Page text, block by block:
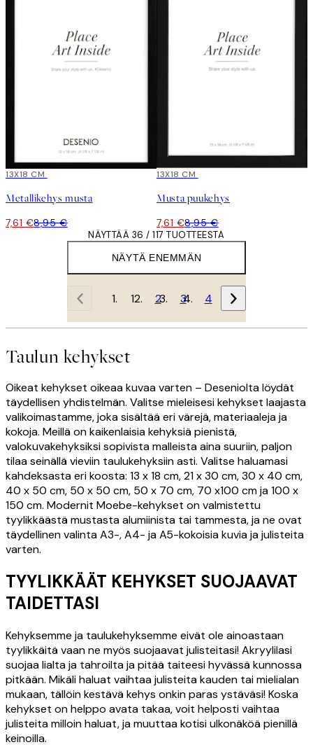
15%*
13X18 CM
Metallikehys musta
7,61 €8,95 €
15%*
13X18 CM
Musta puukehys
7,61 €8,95 €
NÄYTÄ ENEMMÄN
NÄYTTÄÄ 36 / 117 TUOTTEESTA
1 2 3 4
Taulun kehykset
Oikeat kehykset oikeaa kuvaa varten – Deseniolta löydät
täydellisen yhdistelmän. Valitse mieleisesi kehykset laajasta
valikoimastamme, joka sisältää eri värejä, materiaaleja ja
kokoja. Meillä on kaikenlaisia kehyksiä pienistä,
valokuvakehyksiksi sopivista malleista aina suuriin, paljon
tilaa seinällä vieviin taulukehyksiin asti. Valitse haluamasi
kahdeksasta eri koosta: 13 x 18 cm, 21 x 30 cm, 30 x 40 cm,
40 x 50 cm, 50 x 50 cm, 50 x 70 cm, 70 x100 cm ja 100 x
150 cm. Modernit Moebe-kehykset on valmistettu
tyylikkäästä mustasta alumiinista tai tammesta, ja ne ovat
täydellinen valinta A3-, A4- ja A5-kokoisia kuvia ja julisteita
varten.
TYYLIKKÄÄT KEHYKSET SUOJAAVAT
TAIDETTASI
Kehyksemme ja taulukehyksemme eivät ole ainoastaan
tyylikkäitä vaan ne myös suojaavat julisteitasi! Akryylilasi
suojaa lialta ja tahroilta ja pitää taiteesi hyvässä kunnossa
pitkään. Mikäli haluat vaihtaa julisteita kauden tai mielialan
mukaan, tällöin kestävä kehys onkin paras ystäväsi! Koska
kehykset on helppo avata takaa, voit helposti vaihtaa
julisteita milloin haluat, ja muuttaa kotisi ulkonäköä pienillä
keinoilla.